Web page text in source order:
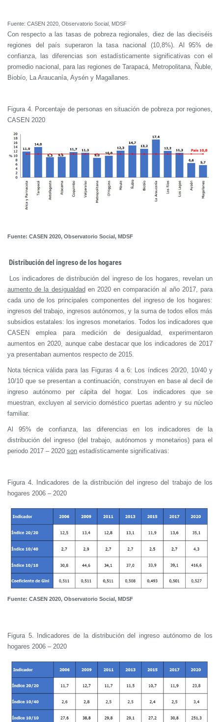
Fuente: CASEN 2020, Observatorio Social, MDSF
Con respecto a las tasas de pobreza regionales, diez de las dieciséis
regiones del país superaron la tasa nacional (10,8%). Al 95% de
confianza, las diferencias son estadísticamente significativas con el
promedio nacional, para las regiones de Tarapacá, Metropolitana, Ñuble,
Biobío, La Araucanía, Aysén y Magallanes.
Figura 4. Porcentaje de personas en situación de pobreza por regiones,
CASEN 2020
Fuente: CASEN 2020, Observatorio Social, MDSF
Distribución del ingreso de los hogares
Los indicadores de distribución del ingreso de los hogares, revelan un
aumento de la desigualdaden 2020 en comparación al año 2017, para
cada uno de los principales componentes del ingreso de los hogares:
ingresos del trabajo, ingresos autónomos, y la suma de todos ellos más
subsidios estatales: los ingresos monetarios. Todos los indicadores que
CASEN emplea para medición de desigualdad, experimentaron
aumentos en 2020, aunque cabe destacar que los indicadores de 2017
ya presentaban aumentos respecto de 2015.
Nota técnica válida para las Figuras 4 a 6: Los índices 20/20, 10/40 y
10/10 que se presentan a continuación, construyen en base al decil de
ingreso autónomo per cápita del hogar. Los indicadores que se
muestran, excluyen al servicio doméstico puertas adentro y su núcleo
familiar.
Al 95% de confianza, las diferencias en los indicadores de la
distribución del ingreso (del trabajo, autónomos y monetarios) para el
periodo 2017 – 2020 son estadísticamente significativas:
Figura 4. Indicadores de la distribución del ingreso del trabajo de los
hogares 2006 – 2020
Fuente: CASEN 2020, Observatorio Social, MDSF
Figura 5. Indicadores de la distribución del ingreso autónomo de los
hogares 2006 – 2020